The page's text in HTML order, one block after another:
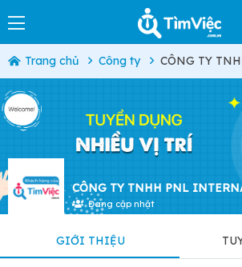
Trang chủ Công ty CÔNG TY
CÔNG TY TNHH PNL
Đang cập nhật
GIỚI THIỆU